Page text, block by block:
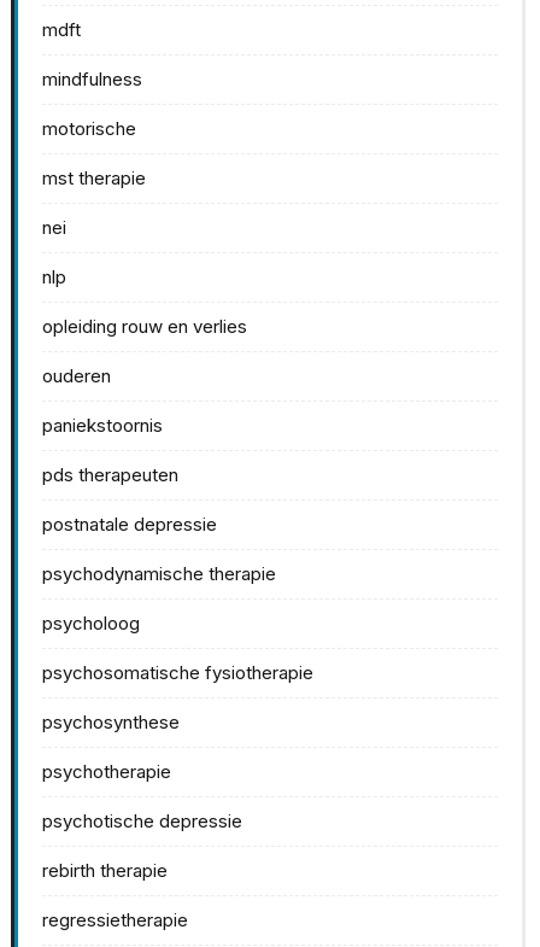
mdft
mindfulness
motorische
mst therapie
nei
nlp
opleiding rouw en verlies
ouderen
paniekstoornis
pds therapeuten
postnatale depressie
psychodynamische therapie
psycholoog
psychosomatische fysiotherapie
psychosynthese
psychotherapie
psychotische depressie
rebirth therapie
regressietherapie